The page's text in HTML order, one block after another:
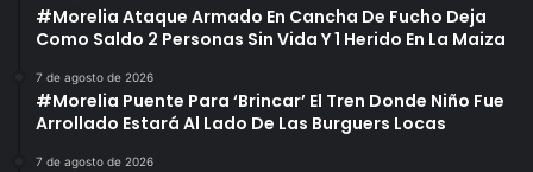
#Morelia Ataque Armado En Cancha De Fucho Deja
Como Saldo 2 Personas Sin Vida Y 1 Herido En La Maiza
7 de agosto de 2026
#Morelia Puente Para ‘Brincar’ El Tren Donde Niño Fue
Arrollado Estará Al Lado De Las Burguers Locas
7 de agosto de 2026